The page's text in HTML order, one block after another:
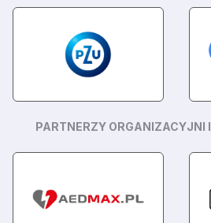
PARTNERZY ORGANIZACYJNI